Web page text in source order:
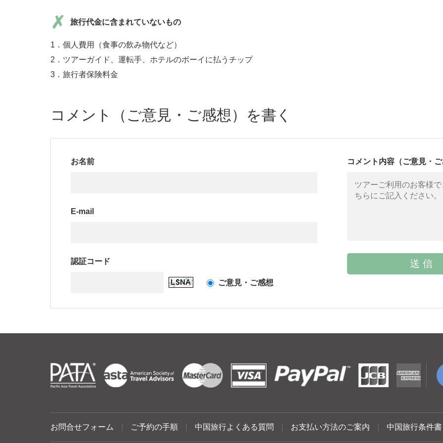
旅行代金に含まれていないもの
1．個人費用（食事の飲み物代など）
2．ツアーガイド、運転手、ホテルのボーイに払うチップ
3．旅行者保険料金
コメント（ご意見・ご感想）を書く
お名前
E-mail
認証コード
ご意見・ご感想
コメント内容（ご意見・
お問合せフォーム ご予約の手順 中国旅行よくある質問 お支払い方法のご案内 中国旅行条件書